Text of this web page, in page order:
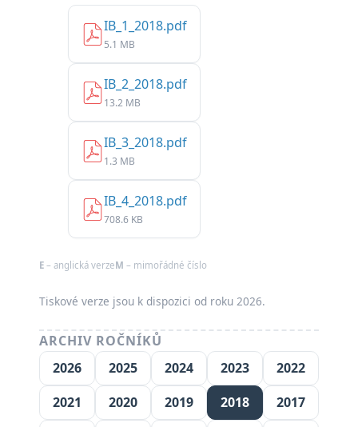
IB_1_2018.pdf
5.1 MB
IB_2_2018.pdf
13.2 MB
IB_3_2018.pdf
1.3 MB
IB_4_2018.pdf
708.6 KB
E – anglická verzeM – mimořádné číslo
Tiskové verze jsou k dispozici od roku 2026.
ARCHIV ROČNÍKŮ
2026
2025 2024 2023
2022
2021
2020 2019 2018
2017